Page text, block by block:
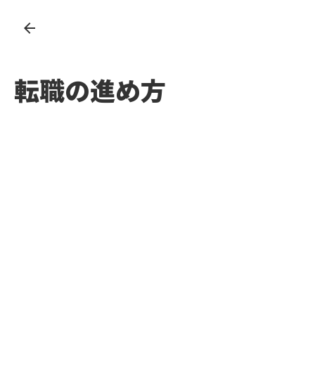
arrow_back
転職の進め方